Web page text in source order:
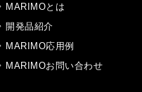
MARIMOとは
開発品紹介
MARIMO応用例
MARIMOお問い合わせ